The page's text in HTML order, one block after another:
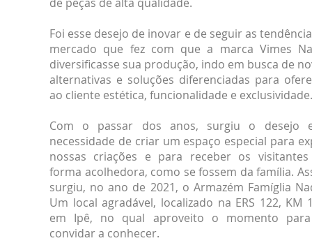
Foi esse desejo de inovar e de seguir as
mercado que fez com que a marca Vimes
diversificasse sua produção, indo em busca de
alternativas e soluções diferenciadas para
ao cliente estética, funcionalidade e exclusividade.
Com o passar dos anos, surgiu o desejo
necessidade de criar um espaço especial para
nossas criações e para receber os
forma acolhedora, como se fossem da família.
surgiu, no ano de 2021, o Armazém Famíglia
Um local agradável, localizado na ERS 122, KM
em Ipê, no qual aproveito o momento
convidar a conhecer.